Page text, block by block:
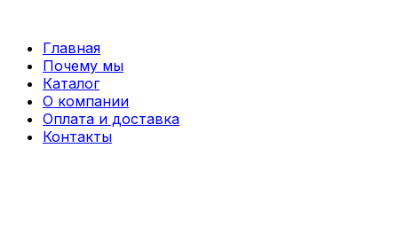
содержимому
Главная
Почему мы
Каталог
О компании
Оплата и доставка
Контакты